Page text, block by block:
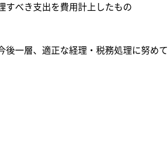
べき支出を費用計上したもの
後一層、適正な経理・税務処理に努めて